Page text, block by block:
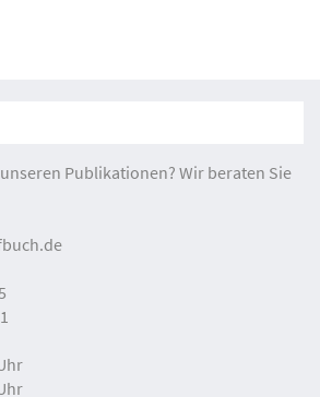
Publikationen? Wir beraten Sie